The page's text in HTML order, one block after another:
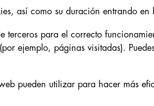
así como su duración entrando
terceros para el correcto
ejemplo, páginas visitadas).
pueden utilizar para hacer más